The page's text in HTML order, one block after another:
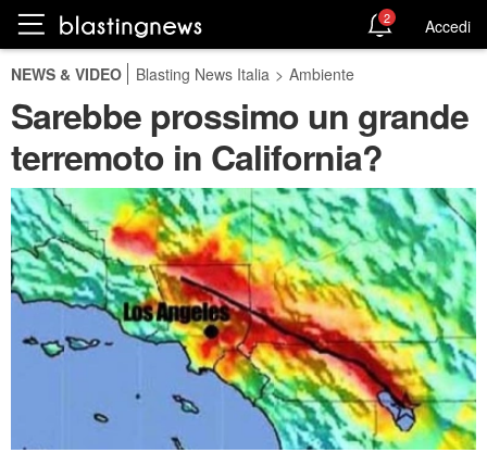
2 Accedi
NEWS & VIDEO Blasting News Italia > Ambiente
Sarebbe prossimo un grande
terremoto in California?